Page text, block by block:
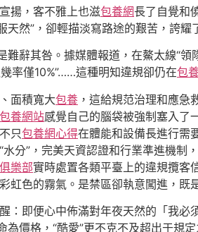
揚，客不雅上也滋包養網長了自覺和
天然”，卻輕描淡寫路途的艱苦，誇耀
難辭其咎。據媒體報道，在鰲太線“領
率僅10%”……這種明知違規卻仍在包
面積寬大包養 ，這給規范治理和應
包養網站感覺自己的腦袋被強制塞入了
只包養網心得在體能和設備長進行需
分”，完美天資認證和行業準進機制，
樂部實時處置各類平臺上的違規攬客
虹色的霧氣。是禁區卻執意闖進，既
：即便心中佈滿對年夜天然的「我必
為價格，“酷愛”更不克不及超出于